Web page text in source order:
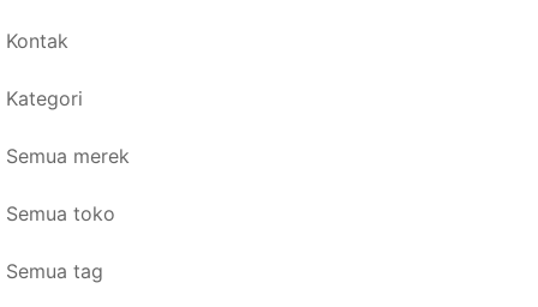
Kontak
Kategori
Semua merek
Semua toko
Semua tag